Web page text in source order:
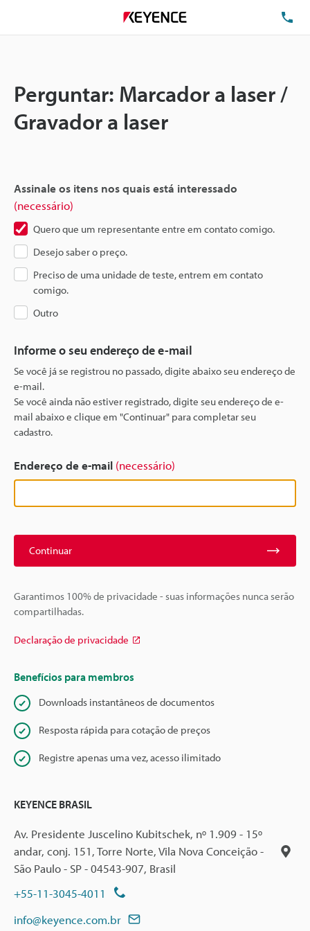
Perguntar: Marcador a laser /
Gravador a laser
Assinale os itens nos quais está interessado
(necessário)
Quero que um representante entre em contato comigo.
Desejo saber o preço.
Preciso de uma unidade de teste, entrem em contato
comigo.
Outro
Informe o seu endereço de e-mail
Se você já se registrou no passado, digite abaixo seu endereço de
e-mail.
Se você ainda não estiver registrado, digite seu endereço de e-
mail abaixo e clique em "Continuar" para completar seu
cadastro.
Endereço de e-mail (necessário)
Continuar
Garantimos 100% de privacidade - suas informações nunca serão
compartilhadas.
Declaração de privacidade
Benefícios para membros
Downloads instantâneos de documentos
Resposta rápida para cotação de preços
Registre apenas uma vez, acesso ilimitado
KEYENCE BRASIL
Av. Presidente Juscelino Kubitschek, nº 1.909 - 15º
andar, conj. 151, Torre Norte, Vila Nova Conceição -
São Paulo - SP - 04543-907, Brasil
+55-11-3045-4011
info@keyence.com.br